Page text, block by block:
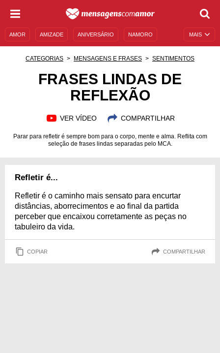
MAIS
AMOR AMIZADE ANIVERSÁRIO NAMORO
MENSAGENS DE ANIVERSÁRIO
CATEGORIAS MENSAGENS E FRASES SENTIMENTOS
FRASES LINDAS DE
REFLEXÃO
VER VÍDEO COMPARTILHAR
Parar para refletir é sempre bom para o corpo, mente e alma. Reflita com
seleção de frases lindas separadas pelo MCA.
Refletir é...
Refletir é o caminho mais sensato para encurtar
distâncias, aborrecimentos e ao final da partida
perceber que encaixou corretamente as peças no
tabuleiro da vida.
COPIAR COMPARTILHAR